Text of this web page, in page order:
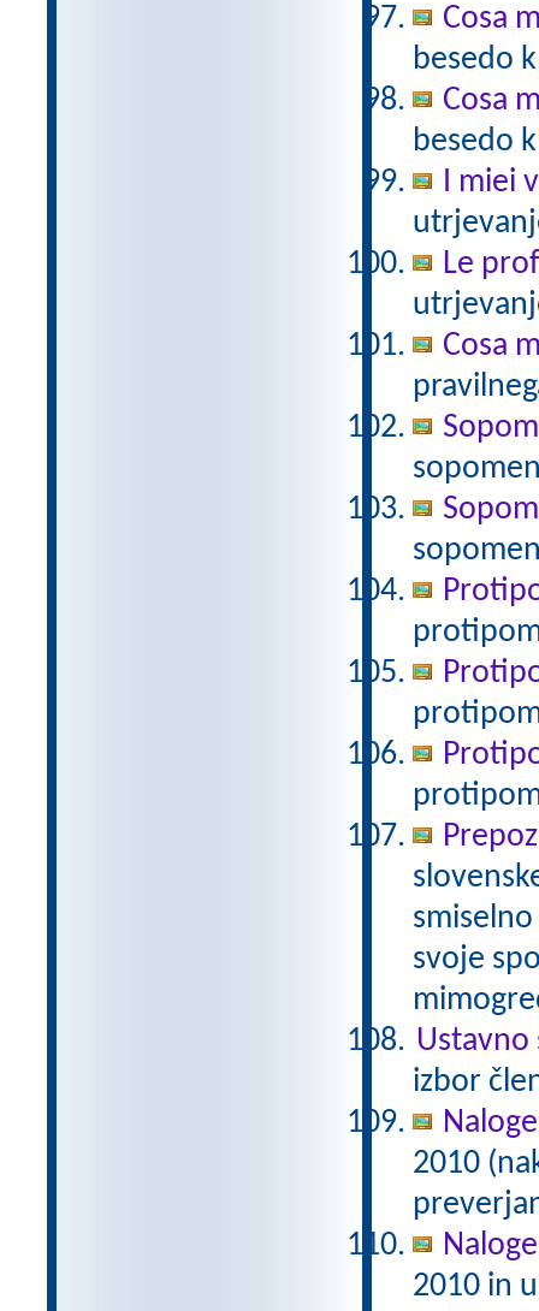
Cosa
besedo
Cosa
besedo
I miei
Le
Cosa
svoje
Ustavno
izbor
2010
2010 in